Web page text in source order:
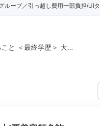
ループ／引っ越し費用一部負担/UI
と ＜最終学歴＞ 大...